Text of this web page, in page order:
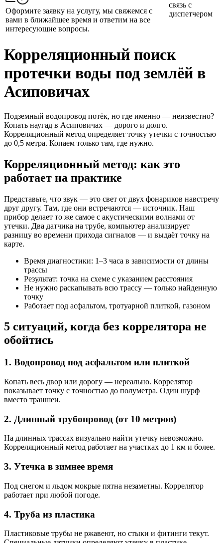
Оформите заявку на услугу, мы свяжемся с
вами в ближайшее время и ответим на все
интересующие вопросы.
связь с
диспетчером
Корреляционный поиск
протечки воды под землёй в
Асиповичах
Подземный водопровод потёк, но где именно — неизвестно?
Копать наугад в Асиповичах — дорого и долго.
Корреляционный метод определяет точку утечки с точностью
до 0,5 метра. Копаем только там, где нужно.
Корреляционный метод: как это
работает на практике
Представьте, что звук — это свет от двух фонариков навстречу
друг другу. Там, где они встречаются — источник. Наш
прибор делает то же самое с акустическими волнами от
утечки. Два датчика на трубе, компьютер анализирует
разницу во времени прихода сигналов — и выдаёт точку на
карте.
Время диагностики: 1–3 часа в зависимости от длины
трассы
Результат: точка на схеме с указанием расстояния
Не нужно раскапывать всю трассу — только найденную
точку
Работает под асфальтом, тротуарной плиткой, газоном
5 ситуаций, когда без коррелятора не
обойтись
1. Водопровод под асфальтом или плиткой
Копать весь двор или дорогу — нереально. Коррелятор
показывает точку с точностью до полуметра. Один шурф
вместо траншеи.
2. Длинный трубопровод (от 10 метров)
На длинных трассах визуально найти утечку невозможно.
Корреляционный метод работает на участках до 1 км и более.
3. Утечка в зимнее время
Под снегом и льдом мокрые пятна незаметны. Коррелятор
работает при любой погоде.
4. Труба из пластика
Пластиковые трубы не ржавеют, но стыки и фитинги текут.